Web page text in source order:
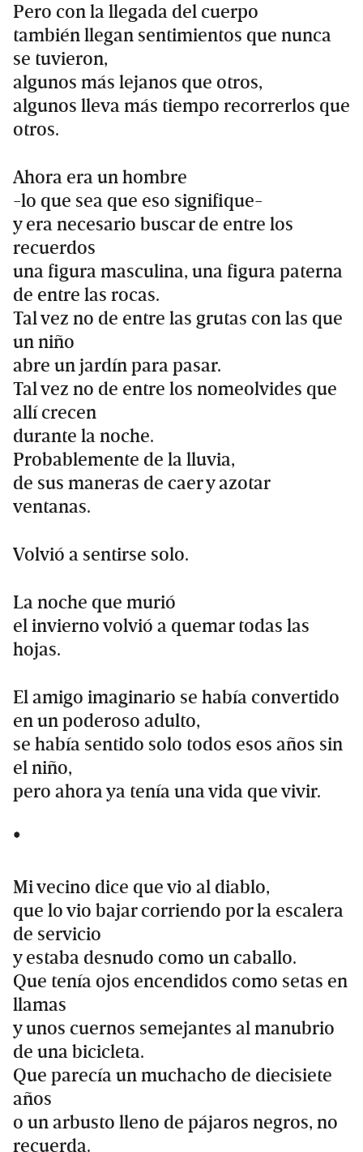
Pero con la llegada del cuerpo
también llegan sentimientos que nunca
se tuvieron,
algunos más lejanos que otros,
algunos lleva más tiempo recorrerlos que
otros.
Ahora era un hombre
-lo que sea que eso signifique-
y era necesario buscar de entre los
recuerdos
una figura masculina, una figura paterna
de entre las rocas.
Tal vez no de entre las grutas con las que
un niño
abre un jardín para pasar.
Tal vez no de entre los nomeolvides que
allí crecen
durante la noche.
Probablemente de la lluvia,
de sus maneras de caer y azotar
ventanas.
Volvió a sentirse solo.
La noche que murió
el invierno volvió a quemar todas las
hojas.
El amigo imaginario se había convertido
en un poderoso adulto,
se había sentido solo todos esos años sin
el niño,
pero ahora ya tenía una vida que vivir.
*
Mi vecino dice que vio al diablo,
que lo vio bajar corriendo por la escalera
de servicio
y estaba desnudo como un caballo.
Que tenía ojos encendidos como setas en
llamas
y unos cuernos semejantes al manubrio
de una bicicleta.
Que parecía un muchacho de diecisiete
años
o un arbusto lleno de pájaros negros, no
recuerda.